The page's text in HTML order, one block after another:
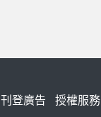
刊登廣告 授權服務